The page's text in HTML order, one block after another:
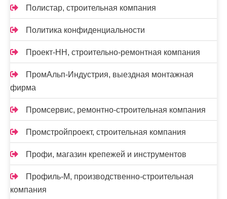
Полистар, строительная компания
Политика конфиденциальности
Проект-НН, строительно-ремонтная компания
ПромАльп-Индустрия, выездная монтажная
фирма
Промсервис, ремонтно-строительная компания
Промстройпроект, строительная компания
Профи, магазин крепежей и инструментов
Профиль-М, производственно-строительная
компания